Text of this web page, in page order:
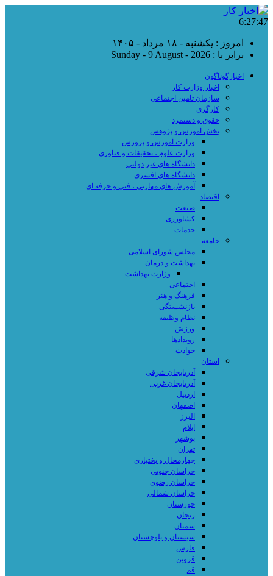
6:27:48
امروز : یکشنبه - ۱۸ مرداد - ۱۴۰۵
برابر با : Sunday - 9 August - 2026
اخبارگوناگون
اخبار وزارت کار
سازمان تامین اجتماعی
کارگری
حقوق و دستمزد
بخش آموزش و پژوهش
وزارت آموزش و پرورش
وزارت علوم ، تحقیقات و فناوری
دانشگاه های غیر دولتی
دانشگاه های افسری
آموزش های مهارتی ، فنی و حرفه ای
اقتصاد
صنعت
کشاورزی
خدمات
جامعه
مجلس شورای اسلامی
بهداشت و درمان
وزارت بهداشت
اجتماعی
فرهنگ و هنر
بازنشستگی
نظام وظیفه
ورزش
رویدادها
حوادث
استان
آذربایجان شرقی
آذربایجان غربی
اردبیل
اصفهان
البرز
ایلام
بوشهر
تهران
چهارمحال و بختیاری
خراسان جنوبی
خراسان رضوی
خراسان شمالی
خوزستان
زنجان
سمنان
سیستان و بلوچستان
فارس
قزوین
قم